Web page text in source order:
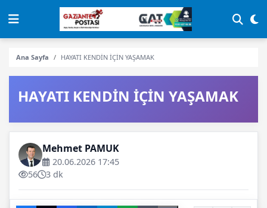
Ana Sayfa HAYATI KENDİN İÇİN YAŞAMAK
HAYATI KENDİN İÇİN YAŞAMAK
Mehmet PAMUK
20.06.2026 17:45
56
3 dk